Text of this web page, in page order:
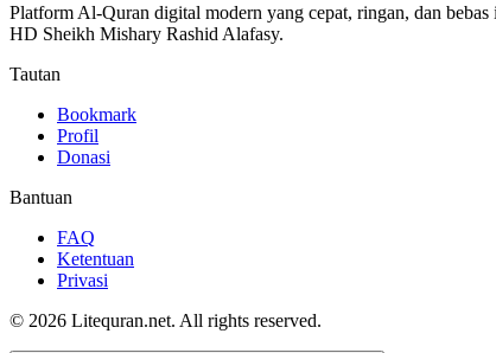
Platform Al-Quran digital modern yang cepat, ringan, dan
HD Sheikh Mishary Rashid Alafasy.
Tautan
Bookmark
Profil
Donasi
Bantuan
FAQ
Ketentuan
Privasi
© 2026 Litequran.net. All rights reserved.